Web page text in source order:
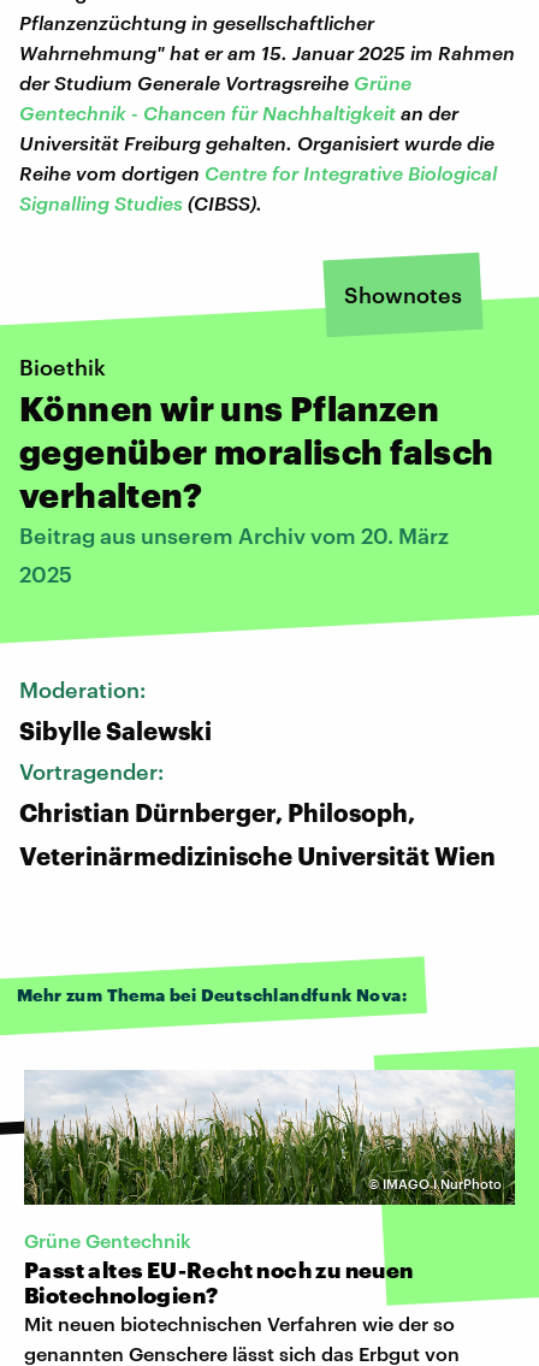
Pflanzenzüchtung in gesellschaftlicher
Wahrnehmung" hat er am 15. Januar 2025 im Rahmen
der Studium Generale Vortragsreihe Grüne
Gentechnik - Chancen für Nachhaltigkeit an der
Universität Freiburg gehalten. Organisiert wurde die
Reihe vom dortigen Centre for Integrative Biological
Signalling Studies (CIBSS).
Shownotes
Bioethik
Können wir uns Pflanzen
gegenüber moralisch falsch
verhalten?
Beitrag aus unserem Archiv vom 20. März
2025
Moderation:
Sibylle Salewski
Vortragender:
Christian Dürnberger, Philosoph,
Veterinärmedizinische Universität Wien
Mehr zum Thema bei Deutschlandfunk Nova:
©IMAGO I NurPhoto
Grüne Gentechnik
Passt altes EU-Recht noch zu neuen
Biotechnologien?
Mit neuen biotechnischen Verfahren wie der so
genannten Genschere lässt sich das Erbgut von